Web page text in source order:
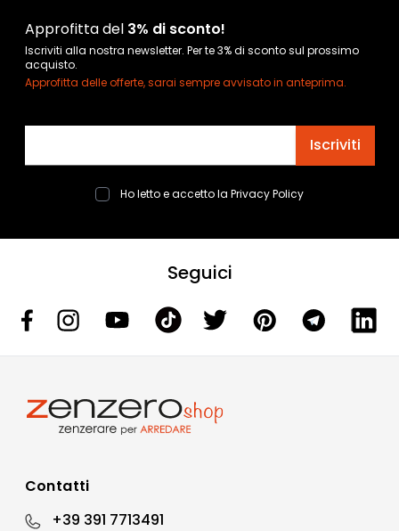
Approfitta del 3% di sconto!
Iscriviti alla nostra newsletter. Per te 3% di sconto sul prossimo
acquisto.
Approfitta delle offerte, sarai sempre avvisato in anteprima.
Iscriviti
Ho letto e accetto la Privacy Policy
Seguici
Contatti
+39 391 7713491